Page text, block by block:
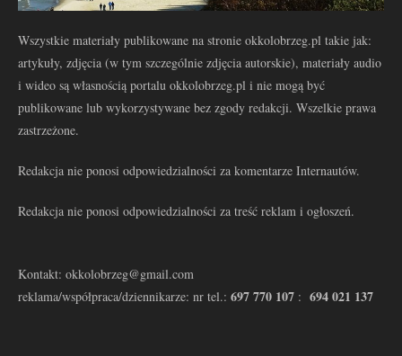
Wszystkie materiały publikowane na stronie okkolobrzeg.pl takie jak:
artykuły, zdjęcia (w tym szczególnie zdjęcia autorskie), materiały audio
i wideo są własnością portalu okkolobrzeg.pl i nie mogą być
publikowane lub wykorzystywane bez zgody redakcji. Wszelkie prawa
zastrzeżone.
Redakcja nie ponosi odpowiedzialności za komentarze Internautów.
Redakcja nie ponosi odpowiedzialności za treść reklam i ogłoszeń.
Kontakt: okkolobrzeg@gmail.com
reklama/współpraca/dziennikarze: nr tel.: 697 770 107 : 694 021 137